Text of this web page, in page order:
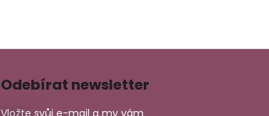
Odebírat newsletter
Vložte svůj e-mail a my vám